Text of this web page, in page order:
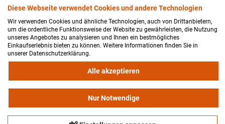
NEWSLETTER-ANMELDUNG
Der Newsletter kann jederzeit hier oder in Ihrem Kundenkonto
Diese Webseite verwendet Cookies und andere Technologien
Wir verwenden Cookies und ähnliche Technologien, auch von Drittanbietern,
um die ordentliche Funktionsweise der Website zu gewährleisten, die Nutzung
unseres Angebotes zu analysieren und Ihnen ein bestmögliches
Einkaufserlebnis bieten zu können. Weitere Informationen finden Sie in
unserer Datenschutzerklärung.
Alle akzeptieren
Nur Notwendige